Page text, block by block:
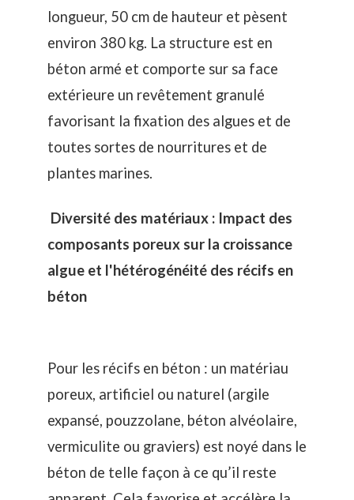
longueur, 50 cm de hauteur et pèsent
environ 380 kg. La structure est en
béton armé et comporte sur sa face
extérieure un revêtement granulé
favorisant la fixation des algues et de
toutes sortes de nourritures et de
plantes marines.
Diversité des matériaux : Impact des
composants poreux sur la croissance
algue et l'hétérogénéité des récifs en
béton
Pour les récifs en béton : un matériau
poreux, artificiel ou naturel (argile
expansé, pouzzolane, béton alvéolaire,
vermiculite ou graviers) est noyé dans le
béton de telle façon à ce qu’il reste